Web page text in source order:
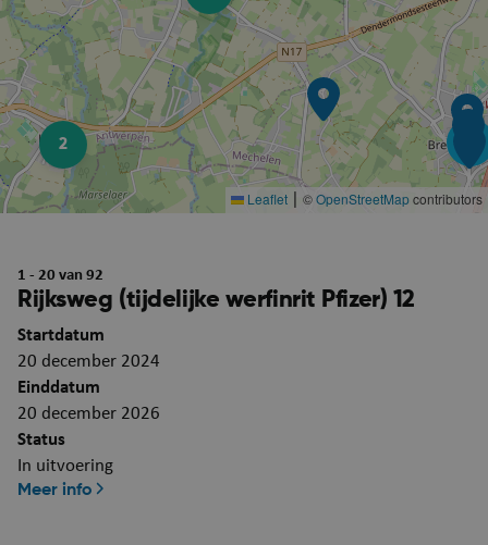
2
Leaflet ©OpenStreetMapcontributors
1 - 20 van 92
Rijksweg (tijdelijke werfinrit Pfizer) 12
Startdatum
20 december 2024
Einddatum
20 december 2026
Status
In uitvoering
Meer info